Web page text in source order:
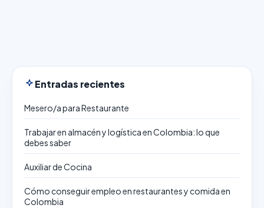
Entradas recientes
Mesero/a para Restaurante
Trabajar en almacén y logística en Colombia: lo que
debes saber
Auxiliar de Cocina
Cómo conseguir empleo en restaurantes y comida en
Colombia